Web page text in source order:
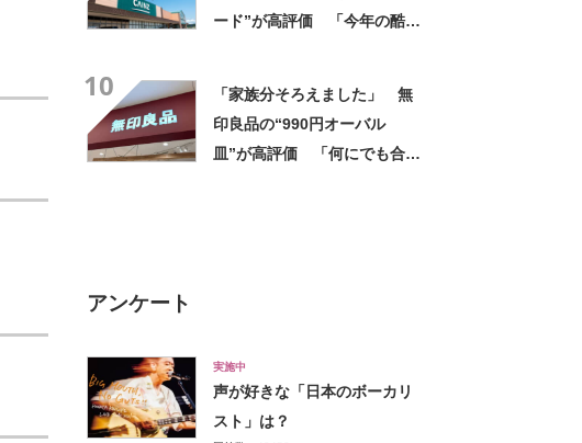
ード”が高評価 「今年の酷暑
10
「家族分そろえました」 無
印良品の“990円オーバル
皿”が高評価 「何にでも合
アンケート
実施中
声が好きな「日本のボーカリ
スト」は？